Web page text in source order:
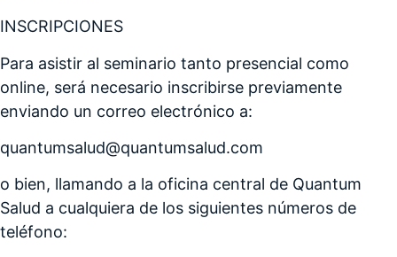
INSCRIPCIONES
Para asistir al seminario tanto presencial como
online, será necesario inscribirse previamente
enviando un correo electrónico a:
quantumsalud@quantumsalud.com
o bien, llamando a la oficina central de Quantum
Salud a cualquiera de los siguientes números de
teléfono: